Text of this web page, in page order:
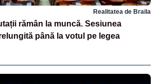
Realitatea de Braila
rămân la muncă. Sesiunea
până la votul pe legea